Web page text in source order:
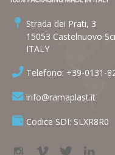
Strada dei Prati, 3
15053 Castelnuovo
ITALY
Telefono: +39-0131-
info@ramaplast.it
Codice SDI: SLXR8R0